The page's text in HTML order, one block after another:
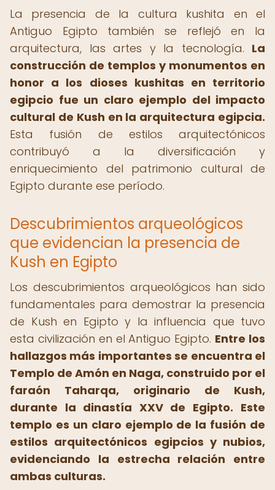
La presencia de la cultura kushita en el
Antiguo Egipto también se reflejó en la
arquitectura, las artes y la tecnología. La
construcción de templos y monumentos en
honor a los dioses kushitas en territorio
egipcio fue un claro ejemplo del impacto
cultural de Kush en la arquitectura egipcia.
Esta fusión de estilos arquitectónicos
contribuyó a la diversificación y
enriquecimiento del patrimonio cultural de
Egipto durante ese período.
Descubrimientos arqueológicos
que evidencian la presencia de
Kush en Egipto
Los descubrimientos arqueológicos han sido
fundamentales para demostrar la presencia
de Kush en Egipto y la influencia que tuvo
esta civilización en el Antiguo Egipto. Entre los
hallazgos más importantes se encuentra el
Templo de Amón en Naga, construido por el
faraón Taharqa, originario de Kush,
durante la dinastía XXV de Egipto. Este
templo es un claro ejemplo de la fusión de
estilos arquitectónicos egipcios y nubios,
evidenciando la estrecha relación entre
ambas culturas.